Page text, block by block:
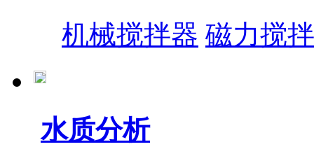
机械搅拌器 磁力搅
水质分析